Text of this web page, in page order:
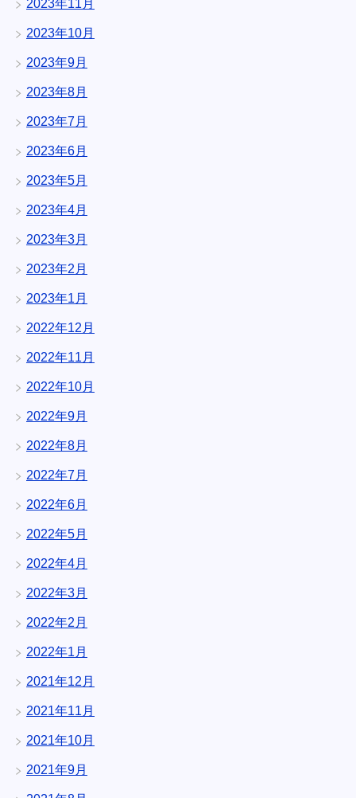
2023年11月
2023年10月
2023年9月
2023年8月
2023年7月
2023年6月
2023年5月
2023年4月
2023年3月
2023年2月
2023年1月
2022年12月
2022年11月
2022年10月
2022年9月
2022年8月
2022年7月
2022年6月
2022年5月
2022年4月
2022年3月
2022年2月
2022年1月
2021年12月
2021年11月
2021年10月
2021年9月